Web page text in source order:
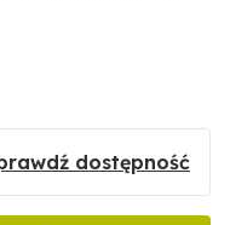
dostępność